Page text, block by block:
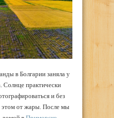
в Болгарии заняла у
Солнце практически
и без
этом от жары. После мы